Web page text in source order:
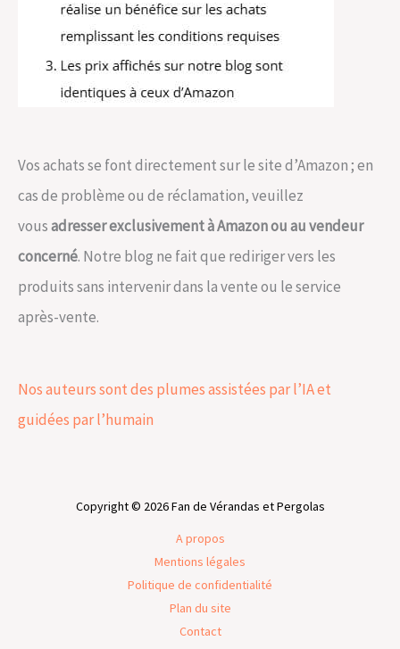
Vos achats se font directement sur le site d’Amazon ; en
cas de problème ou de réclamation, veuillez
vousadresser exclusivement à Amazon ou au vendeur
concerné. Notre blog ne fait que rediriger vers les
produits sans intervenir dans la vente ou le service
après-vente.
Nos auteurs sont des plumes assistées par l’IA et
guidées par l’humain
Copyright © 2026 Fan de Vérandas et Pergolas
A propos
Mentions légales
Politique de confidentialité
Plan du site
Contact